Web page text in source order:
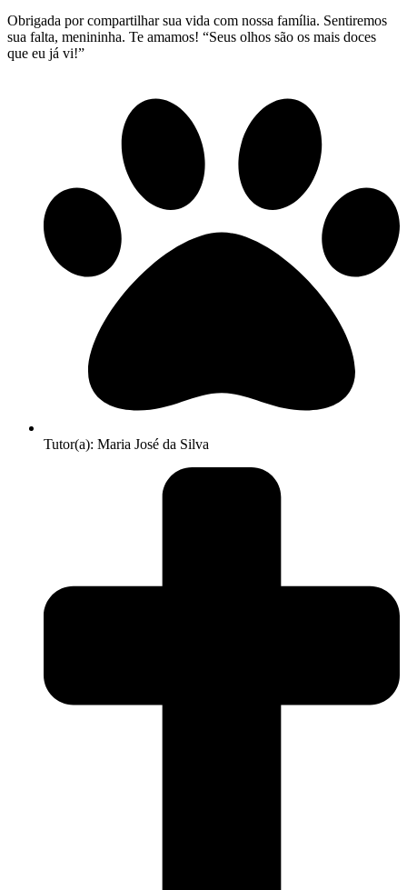
Obrigada por compartilhar sua vida com nossa família. Sentiremos
sua falta, menininha. Te amamos! “Seus olhos são os mais doces
que eu já vi!”
Tutor(a): Maria José da Silva